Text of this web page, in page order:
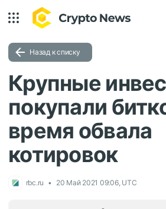
Назад к списку
Крупные
покупали
время обвала
котировок
rbc.ru 20 Май 2021 09:06, UTC